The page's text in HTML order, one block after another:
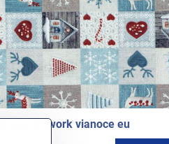
patchwork vianoce eu